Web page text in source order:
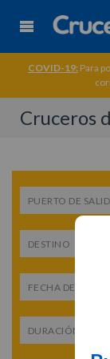
COVID-19: Para
Cruceros
PUERTO DE
DESTINO
FECHA DE SALIDA
DURACIÓN